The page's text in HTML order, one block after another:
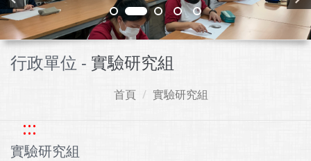
行政單位 - 實驗研究組
首頁 實驗研究組
:::
實驗研究組